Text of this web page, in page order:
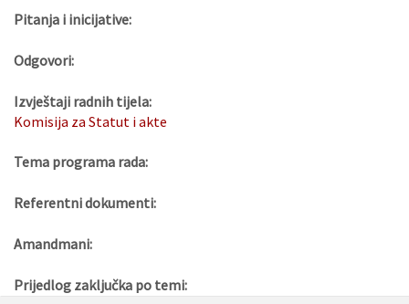
Pitanja i inicijative:
Odgovori:
Izvještaji radnih tijela:
Komisija za Statut i akte
Tema programa rada:
Referentni dokumenti:
Amandmani:
Prijedlog zaključka po temi: